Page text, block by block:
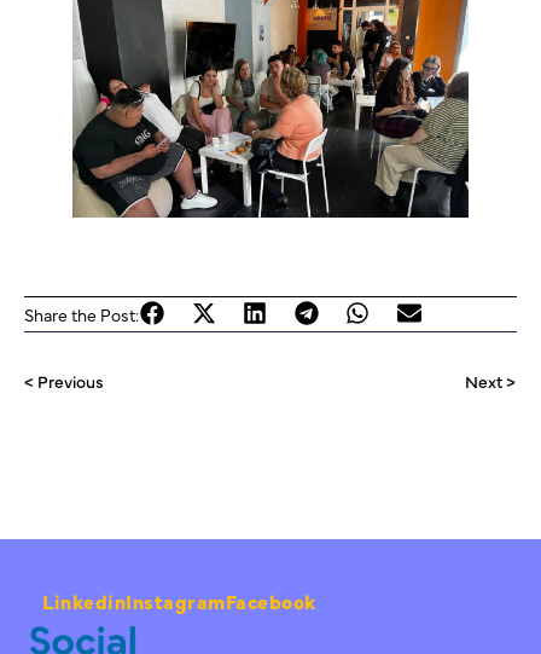
Share the Post:
< Previous Next >
LinkedinInstagramFacebook